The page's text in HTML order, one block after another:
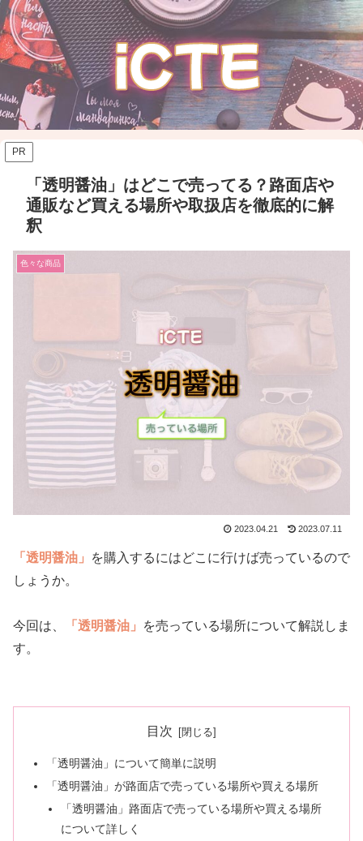
PR
「透明醤油」はどこで売ってる？路面店や
通販など買える場所や取扱店を徹底的に解
釈
色々な商品
2023.04.21 2023.07.11
「透明醤油」
を購入するにはどこに行けば売っているので
しょうか。
今回は、 「透明醤油」
を売っている場所について解説しま
す。
目次
「透明醤油」について簡単に説明
「透明醤油」が路面店で売っている場所や買える場所
「透明醤油」路面店で売っている場所や買える場所
について詳しく